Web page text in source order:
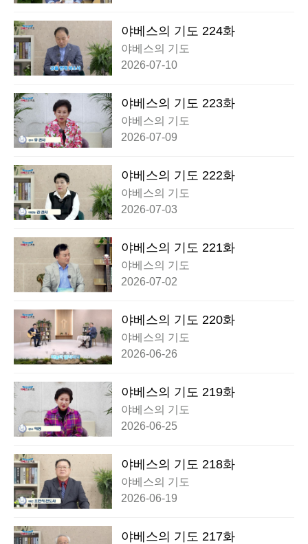
야베스의 기도 224화
야베스의 기도
2026-07-10
야베스의 기도 223화
야베스의 기도
2026-07-09
야베스의 기도 222화
야베스의 기도
2026-07-03
야베스의 기도 221화
야베스의 기도
2026-07-02
야베스의 기도 220화
야베스의 기도
2026-06-26
야베스의 기도 219화
야베스의 기도
2026-06-25
야베스의 기도 218화
야베스의 기도
2026-06-19
야베스의 기도 217화